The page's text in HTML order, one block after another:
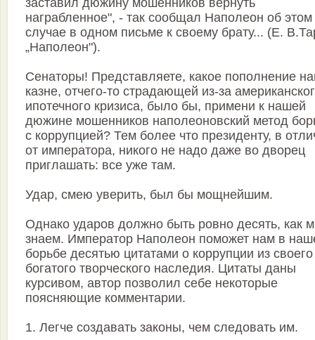
заставил дюжину мошенников вернуть
награбленное", - так сообщал Наполеон об этом
случае в одном письме к своему брату... (Е.
„Наполеон").
Сенаторы! Представляете, какое пополнение
казне, отчего-то страдающей из-за
ипотечного кризиса, было бы, примени к нашей
дюжине мошенников наполеоновский метод
с коррупцией? Тем более что президенту, в
от императора, никого не надо даже во дворец
приглашать: все уже там.
Удар, смею уверить, был бы мощнейшим.
Однако ударов должно быть ровно десять, как
знаем. Император Наполеон поможет нам в
борьбе десятью цитатами о коррупции из своего
богатого творческого наследия. Цитаты даны
курсивом, автор позволил себе некоторые
поясняющие комментарии.
1. Легче создавать законы, чем следовать им.